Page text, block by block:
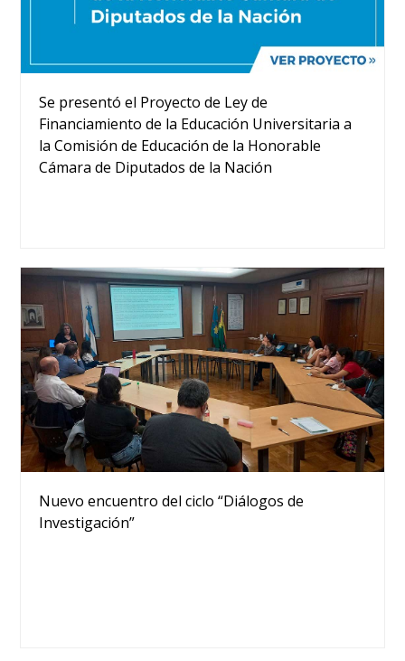
Se presentó el Proyecto de Ley de
Financiamiento de la Educación Universitaria a
la Comisión de Educación de la Honorable
Cámara de Diputados de la Nación
Nuevo encuentro del ciclo “Diálogos de
Investigación”